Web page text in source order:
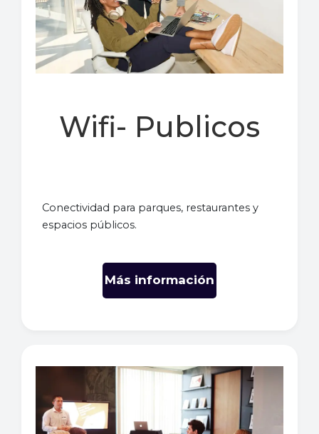
Wifi- Publicos
Conectividad para parques, restaurantes y
espacios públicos.
Más información